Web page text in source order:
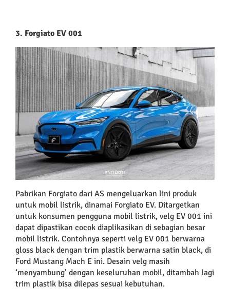
3. Forgiato EV 001
Pabrikan Forgiato dari AS mengeluarkan lini produk
untuk mobil listrik, dinamai Forgiato EV. Ditargetkan
untuk konsumen pengguna mobil listrik, velg EV 001 ini
dapat dipastikan cocok diaplikasikan di sebagian besar
mobil listrik. Contohnya seperti velg EV 001 berwarna
gloss black dengan trim plastik berwarna satin black, di
Ford Mustang Mach E ini. Desain velg masih
‘menyambung’ dengan keseluruhan mobil, ditambah lagi
trim plastik bisa dilepas sesuai kebutuhan.